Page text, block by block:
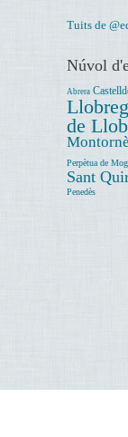
Tuits de
Núvol
Abrera
de
Perpètua de
Sant
Penedès